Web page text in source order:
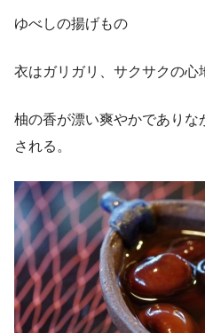
ゆべしの揚げもの
衣はガリガリ、サクサクの心
柚の香が漂い爽やかであり
される。